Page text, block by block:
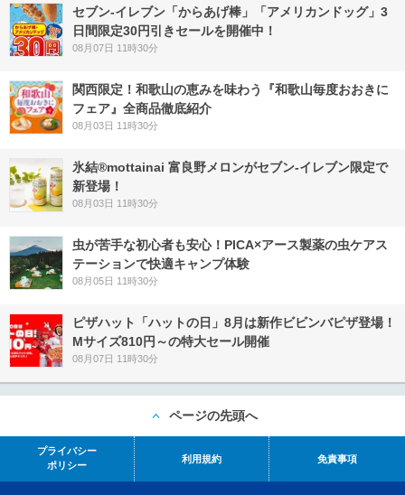
セブン‐イレブン「からあげ棒」「アメリカンドッグ」3
日間限定30円引きセールを開催中！
08月07日 11時30分
関西限定！和歌山の恵みを味わう『和歌山毎度おおきに
フェア』全商品徹底紹介
08月03日 11時30分
氷結®mottainai 富良野メロンがセブン‐イレブン限定で
新登場！
08月03日 11時30分
虫が苦手な初心者も安心！PICA×アース製薬の虫ケアス
テーションで快適キャンプ体験
08月05日 11時30分
ピザハット「ハットの日」8月は新作ビビンバピザ登場！
Mサイズ810円～の特大セール開催
08月07日 11時30分
ページの先頭へ
プライバシー
ポリシー
利用規約 免責事項